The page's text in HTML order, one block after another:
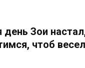
день Зои
чтоб